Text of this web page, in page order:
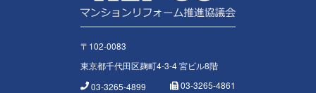
〒102-0083
東京都千代田区麹町4-3-4 宮ビル8階
03-3265-4899
03-3265-4861